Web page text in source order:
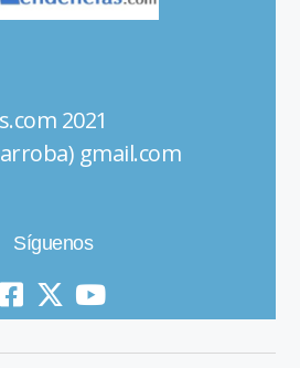
2021
gmail.com
Síguenos